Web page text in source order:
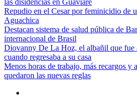
las disidencias en Guaviare
Repudio en el Cesar por feminicidio de
Aguachica
Destacan sistema de salud pública de
internacional de Brasil
Diovanny De La Hoz, el albañil que fue
cuando regresaba a su casa
Menos horas de trabajo, más recargos y
quedaron las nuevas reglas